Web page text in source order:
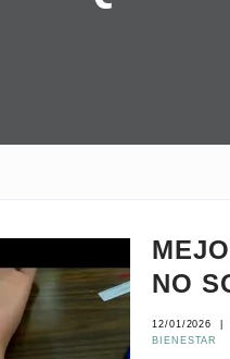
NO
12/01/2026
BIENESTAR